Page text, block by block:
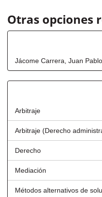
Otras opciones
Jácome Carrera, Juan Pablo
Arbitraje
Arbitraje (Derecho
Derecho
Mediación
Métodos alternativos de